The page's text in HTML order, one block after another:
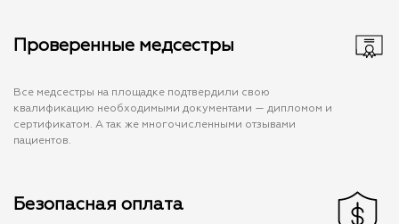
Проверенные медсестры
Все медсестры на площадке подтвердили свою
квалификацию необходимыми документами — дипломом и
сертификатом. А так же многочисленными отзывами
пациентов.
Безопасная оплата